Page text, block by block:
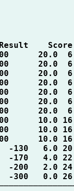
20.0
20.0
20.0
20.0
20.0
20.0
20.0
10.0
10.0
10.0
-130   6.0
-170   4.0
-200   2.0
-300   0.0